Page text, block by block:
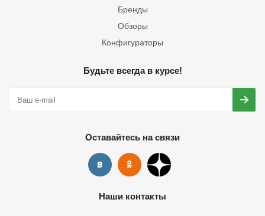
Бренды
Обзоры
Конфигураторы
Будьте всегда в курсе!
Оставайтесь на связи
Наши контакты